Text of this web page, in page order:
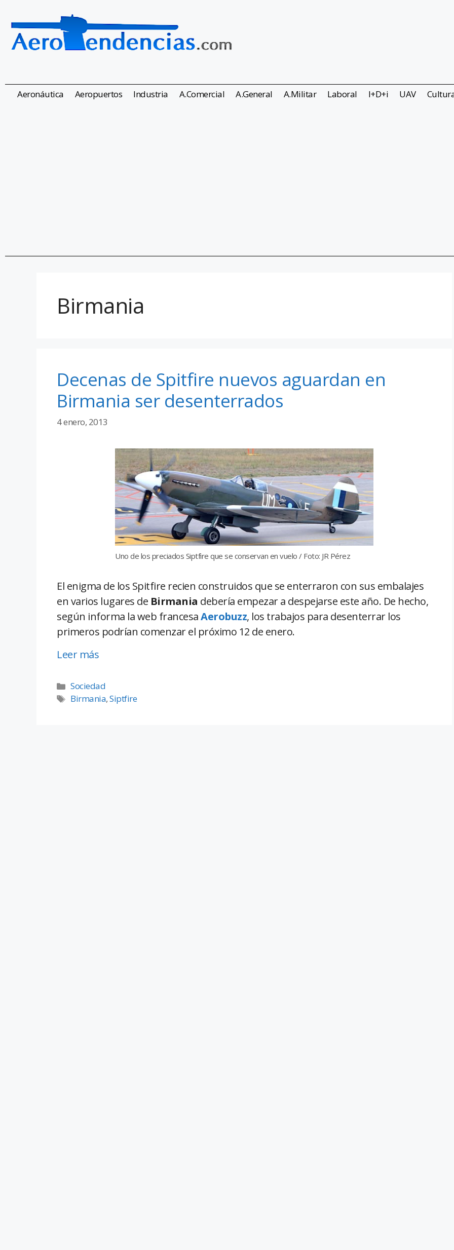
Aeronáutica Aeropuertos Industria A.Comercial A.General A.Militar Laboral I+D+i UAV
Birmania
Decenas de Spitfire nuevos aguardan en
Birmania ser desenterrados
4 enero, 2013
Uno de los preciados Siptfire que se conservan en vuelo / Foto: JR Pérez
El enigma de los Spitfire recien construidos que se enterraron con sus embalajes
en varios lugares de Birmania debería empezar a despejarse este año. De hecho,
según informa la web francesaAerobuzz, los trabajos para desenterrar los
primeros podrían comenzar el próximo 12 de enero.
Leer más
Sociedad
Birmania,Siptfire